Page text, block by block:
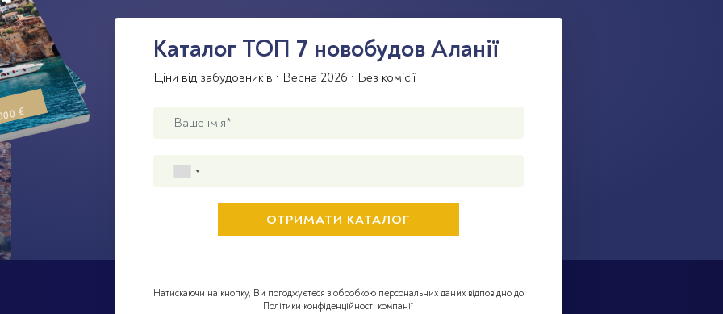
Каталог TOП 7 новобудов Аланії
Ціни від забудовників • Весна 2026 • Без комісії
Натискаючи на кнопку, Ви погоджуєтеся з обробкою персональних даних відповідно до
Політики конфіденційності компанії
€